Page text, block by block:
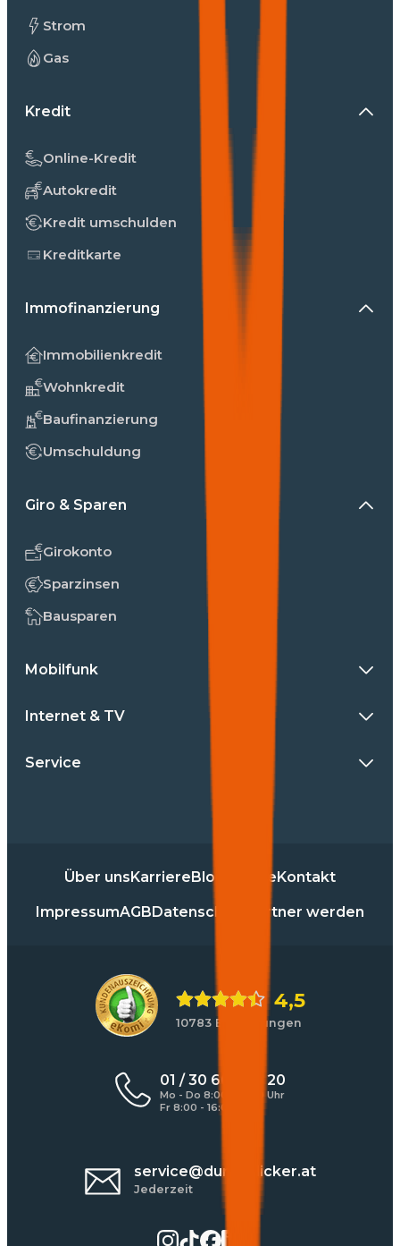
Strom
Gas
Kredit
Online-Kredit
Autokredit
Kredit umschulden
Kreditkarte
Immofinanzierung
Immobilienkredit
Wohnkredit
Baufinanzierung
Umschuldung
Giro & Sparen
Girokonto
Sparzinsen
Bausparen
Mobilfunk
Internet & TV
Service
Über unsKarriereBlog PresseKontakt
ImpressumAGBDatenschutz Partner werden
4,5
10783 Bewertungen
01 / 30 60 900 20
Mo - Do 8:00 - 17:00 Uhr
Fr 8:00 - 16:00 Uhr
service@durchblicker.at
Jederzeit